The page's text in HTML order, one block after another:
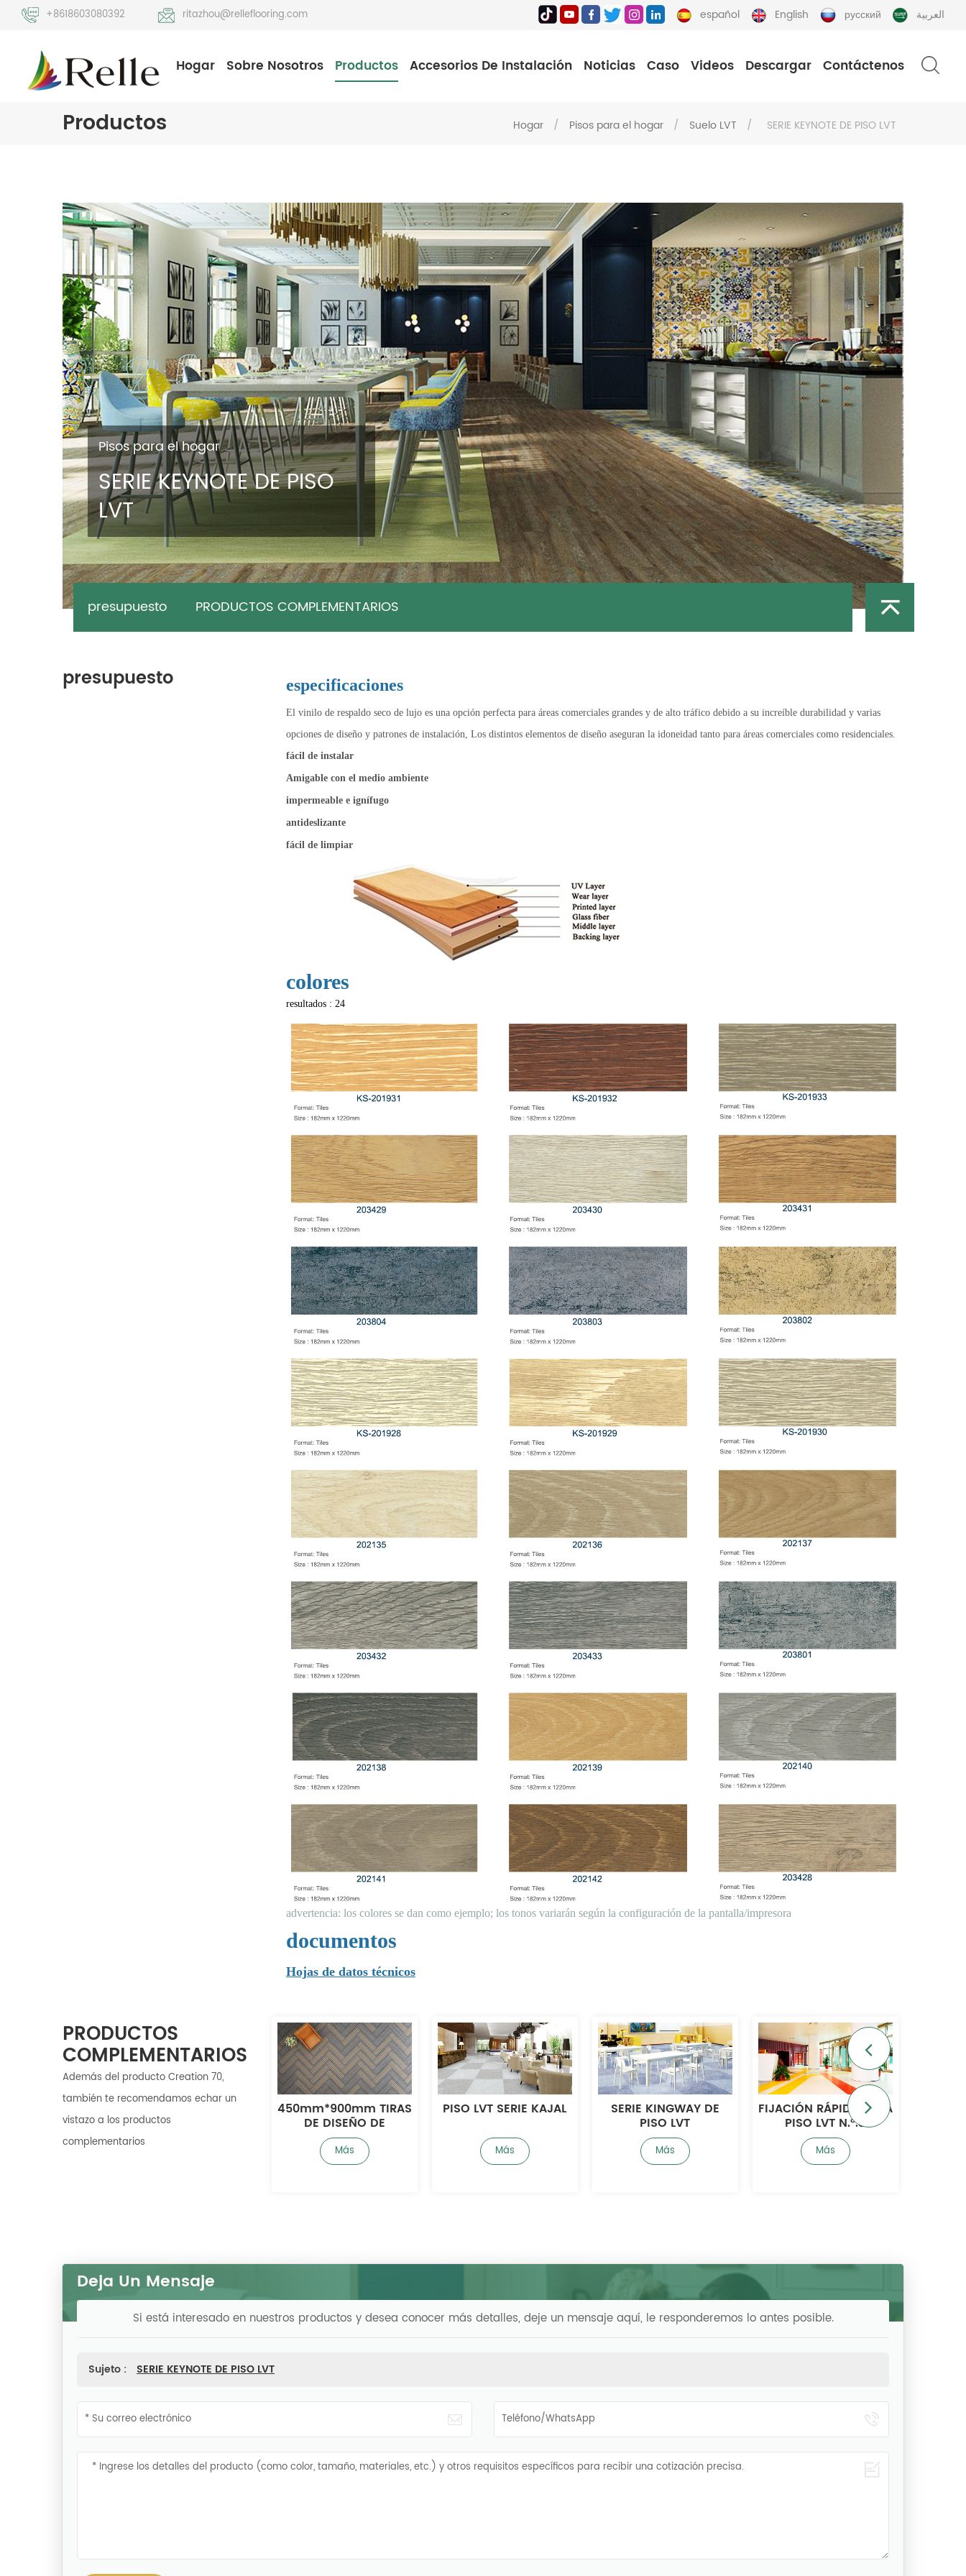
+8618603080392 ritazhou@relleflooring.com español English русский العربية
Hogar Sobre Nosotros Productos Accesorios De Instalación Noticias Caso Videos Descargar Contáctenos
Productos Hogar / Pisos para el hogar / Suelo LVT / SERIE KEYNOTE DE PISO LVT
Pisos para el hogar
SERIE KEYNOTE DE PISO
LVT
presupuesto PRODUCTOS COMPLEMENTARIOS
presupuesto especificaciones
El vinilo de respaldo seco de lujo es una opción perfecta para áreas comerciales grandes y de alto tráfico debido a su increíble durabilidad y varias
opciones de diseño y patrones de instalación, Los distintos elementos de diseño aseguran la idoneidad tanto para áreas comerciales como residenciales.
fácil de instalar
Amigable con el medio ambiente
impermeable e ignífugo
antideslizante
fácil de limpiar
colores
resultados : 24
advertencia: los colores se dan como ejemplo; los tonos variarán según la configuración de la pantalla/impresora
documentos
Hojas de datos técnicos
PRODUCTOS
COMPLEMENTARIOS
Además del producto Creation 70,
también te recomendamos echar un
vistazo a los productos
complementarios
KINGSON
450mm*900mm TIRAS
DE DISEÑO DE
ALFOMBRA SUELO LVT
Más
PISO LVT SERIE KAJAL
Más
SERIE KINGWAY DE
PISO LVT
Más
FIJACIÓN RÁPIDA PARA
PISO LVT N.°.3
Más
Deja Un Mensaje
Si está interesado en nuestros productos y desea conocer más detalles, deje un mensaje aquí, le responderemos lo antes posible.
Sujeto : SERIE KEYNOTE DE PISO LVT